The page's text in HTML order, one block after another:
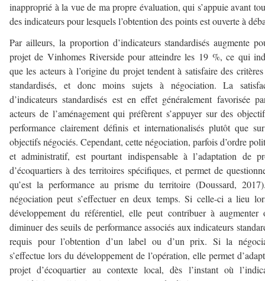
inapproprié à la vue de ma propre évaluation, qui s’appuie avant
des indicateurs pour lesquels l’obtention des points est ouverte à
Par ailleurs, la proportion d’indicateurs standardisés augmente
projet de Vinhomes Riverside pour atteindre les 19 %, ce qui
que les acteurs à l’origine du projet tendent à satisfaire des
standardisés, et donc moins sujets à négociation. La
d’indicateurs standardisés est en effet généralement favorisée
acteurs de l’aménagement qui préfèrent s’appuyer sur des
performance clairement définis et internationalisés plutôt que
objectifs négociés. Cependant, cette négociation, parfois d’ordre
et administratif, est pourtant indispensable à l’adaptation de
d’écoquartiers à des territoires spécifiques, et permet de
qu’est la performance au prisme du territoire (Doussard,
négociation peut s’effectuer en deux temps. Si celle-ci a lieu
développement du référentiel, elle peut contribuer à augmenter
diminuer des seuils de performance associés aux indicateurs
requis pour l’obtention d’un label ou d’un prix. Si la
s’effectue lors du développement de l’opération, elle permet
projet d’écoquartier au contexte local, dès l’instant où